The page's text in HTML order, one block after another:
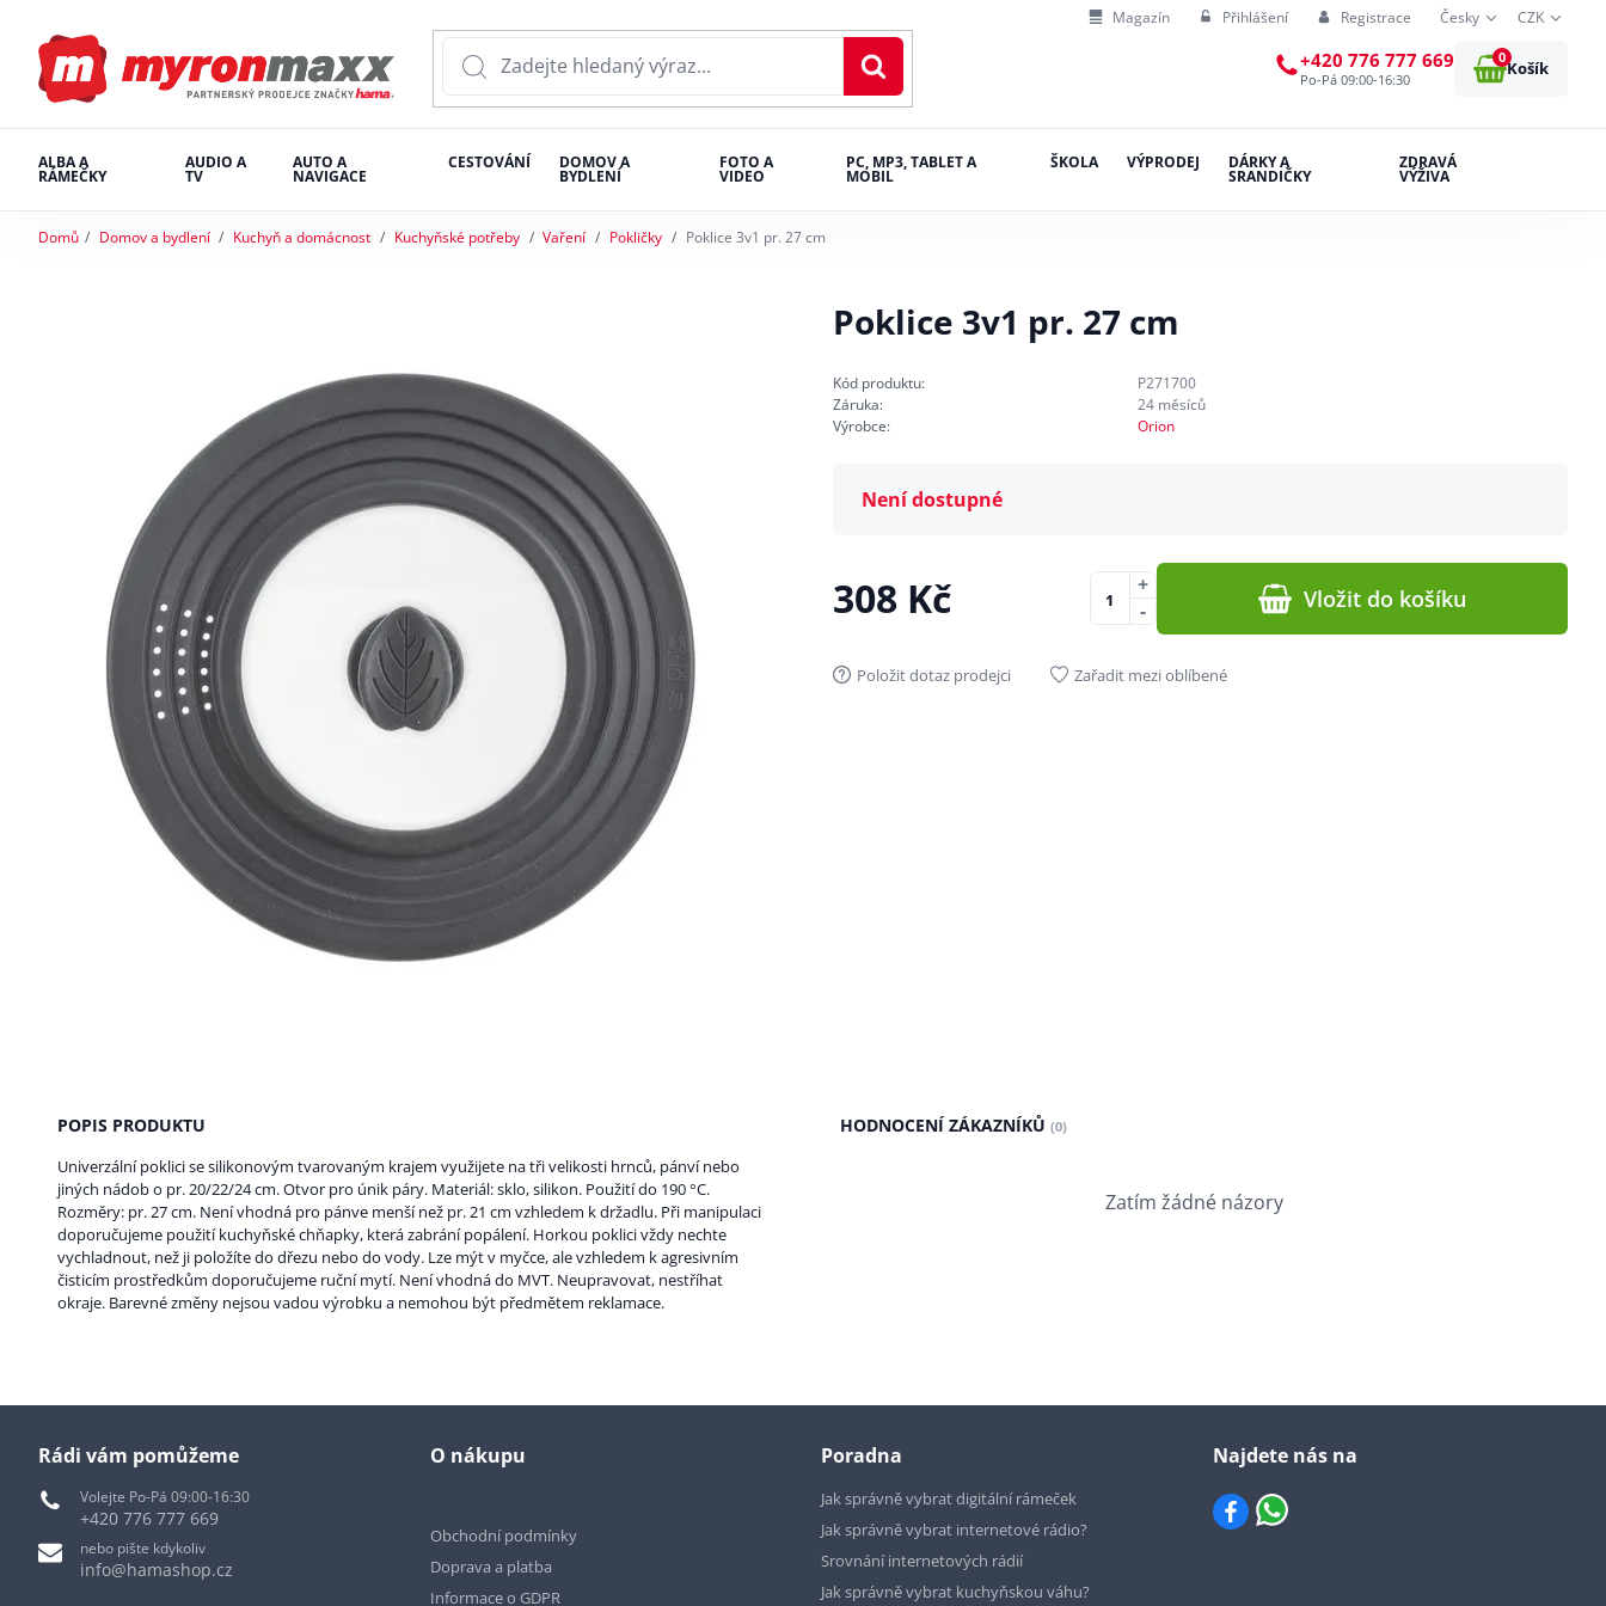
Magazín Přihlášení Registrace Česky CZK
+420 776 777 669
Po-Pá 09:00-16:30
0
Košík
ALBA A
RÁMEČKY
AUDIO A
TV
AUTO A
NAVIGACE
CESTOVÁNÍ DOMOV A
BYDLENÍ
FOTO A
VIDEO
PC, MP3, TABLET A
MOBIL
ŠKOLA VÝPRODEJ DÁRKY A
SRANDIČKY
ZDRAVÁ
VÝŽIVA
Domů Domov a bydlení Kuchyň a domácnost Kuchyňské potřeby Vaření Pokličky Poklice 3v1 pr. 27 cm
Poklice 3v1 pr. 27 cm
Kód produktu:
P271700
Záruka:
24 měsíců
Výrobce:
Orion
Není dostupné
308 Kč -
+ Vložit do košíku
Položit dotaz prodejci Zařadit mezi oblíbené
POPIS PRODUKTU
Univerzální poklici se silikonovým tvarovaným krajem využijete na tři velikosti hrnců, pánví nebo
jiných nádob o pr. 20/22/24 cm. Otvor pro únik páry. Materiál: sklo, silikon. Použití do 190 °C.
Rozměry: pr. 27 cm. Není vhodná pro pánve menší než pr. 21 cm vzhledem k držadlu. Při manipulaci
doporučujeme použití kuchyňské chňapky, která zabrání popálení. Horkou poklici vždy nechte
vychladnout, než ji položíte do dřezu nebo do vody. Lze mýt v myčce, ale vzhledem k agresivním
čisticím prostředkům doporučujeme ruční mytí. Není vhodná do MVT. Neupravovat, nestříhat
okraje. Barevné změny nejsou vadou výrobku a nemohou být předmětem reklamace.
HODNOCENÍ ZÁKAZNÍKŮ (0)
Zatím žádné názory
Rádi vám pomůžeme
Volejte Po-Pá 09:00-16:30
+420 776 777 669
nebo pište kdykoliv
info@hamashop.cz
O nákupu
Obchodní podmínky
Doprava a platba
Informace o GDPR
Poradna
Jak správně vybrat digitální rámeček
Jak správně vybrat internetové rádio?
Srovnání internetových rádií
Jak správně vybrat kuchyňskou váhu?
Najdete nás na